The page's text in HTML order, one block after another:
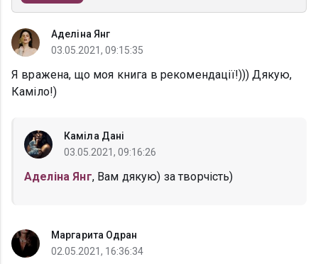
Аделіна Янг
03.05.2021, 09:15:35
Я вражена, що моя книга в рекомендації!))) Дякую,
Каміло!)
Каміла Дані
03.05.2021, 09:16:26
Аделіна Янг, Вам дякую) за творчість)
Маргарита Одран
02.05.2021, 16:36:34